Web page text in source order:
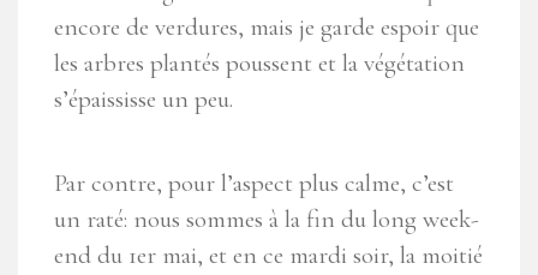
encore de verdures, mais je garde espoir que
les arbres plantés poussent et la végétation
s’épaississe un peu.
Par contre, pour l’aspect plus calme, c’est
un raté: nous sommes à la fin du long week-
end du 1er mai, et en ce mardi soir, la moitié